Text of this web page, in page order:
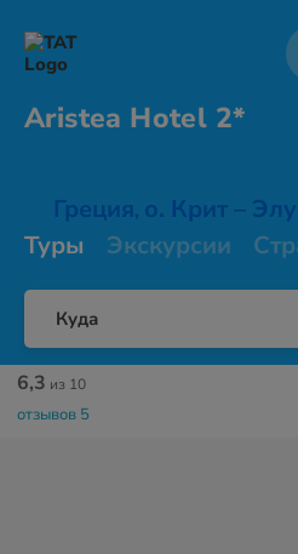
Aristea Hotel 2*
Греция, о. Крит –
Туры Экскурсии
Куда
6,3 из 10
отзывов 5